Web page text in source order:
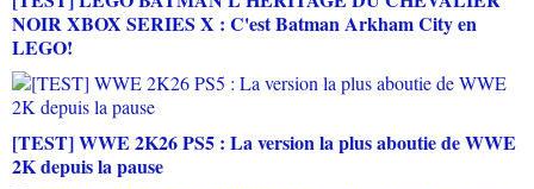
NOIR XBOX SERIES X : C'est Batman Arkham City en
LEGO!
[TEST] WWE 2K26 PS5 : La version la plus aboutie de WWE
2K depuis la pause